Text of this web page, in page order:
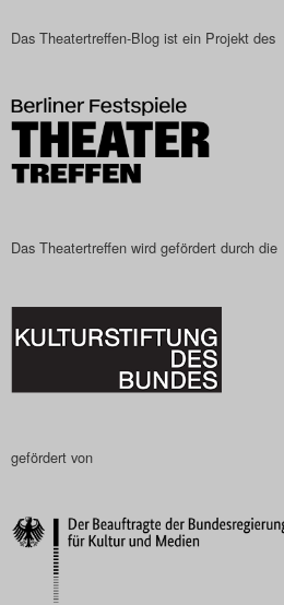
Das Theatertreffen-Blog ist ein Projekt des
Das Theatertreffen wird gefördert durch die
gefördert von